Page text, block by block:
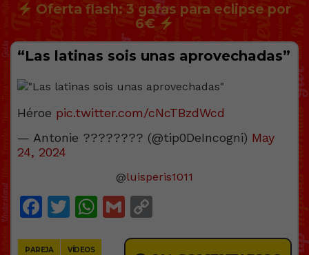
Oferta flash: 3 gafas para eclipse por
6€
“Las latinas sois unas aprovechadas”
Héroe pic.twitter.com/cNcTBzdWcd
— Antonie ???????? (@tip0DeIncogni) May
24, 2024
@luisperis1011
Facebook
Twitter
WhatsApp
Gmail
PAREJA VÍDEOS